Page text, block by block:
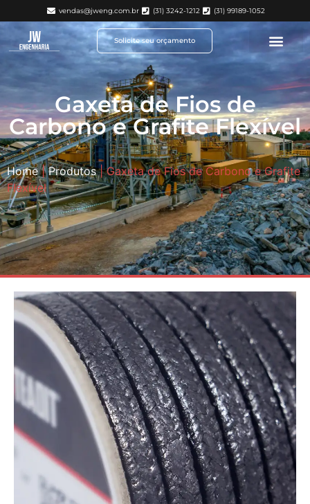
vendas@jweng.com.br (31) 3242-1212 (31) 99189-1052
Solicite seu orçamento
Gaxeta de Fios de
Carbono e Grafite Flexível
Home|Produtos|Gaxeta de Fios de Carbono e Grafite
Flexível